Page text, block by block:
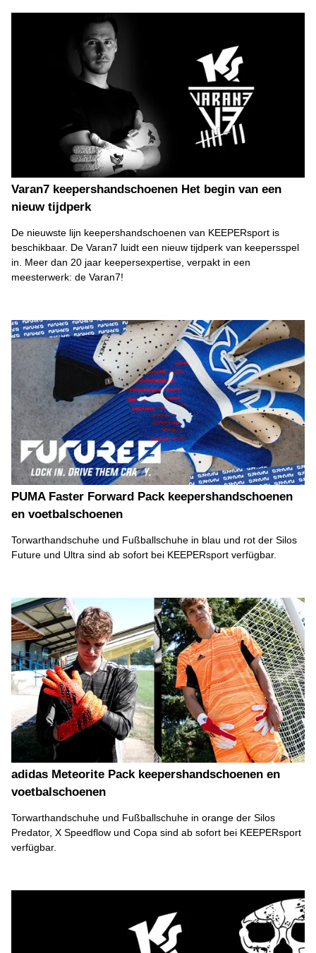
Varan7 keepershandschoenen Het begin van een
nieuw tijdperk
De nieuwste lijn keepershandschoenen van KEEPERsport is
beschikbaar. De Varan7 luidt een nieuw tijdperk van keepersspel
in. Meer dan 20 jaar keepersexpertise, verpakt in een
meesterwerk: de Varan7!
PUMA Faster Forward Pack keepershandschoenen
en voetbalschoenen
Torwarthandschuhe und Fußballschuhe in blau und rot der Silos
Future und Ultra sind ab sofort bei KEEPERsport verfügbar.
adidas Meteorite Pack keepershandschoenen en
voetbalschoenen
Torwarthandschuhe und Fußballschuhe in orange der Silos
Predator, X Speedflow und Copa sind ab sofort bei KEEPERsport
verfügbar.